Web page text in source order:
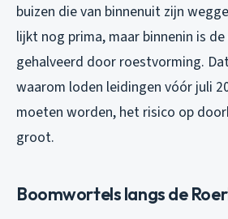
buizen die van binnenuit zijn
lijkt nog prima, maar binnenin is
gehalveerd door roestvorming.
waarom loden leidingen vóór juli
moeten worden, het risico op
groot.
Boomwortels langs de